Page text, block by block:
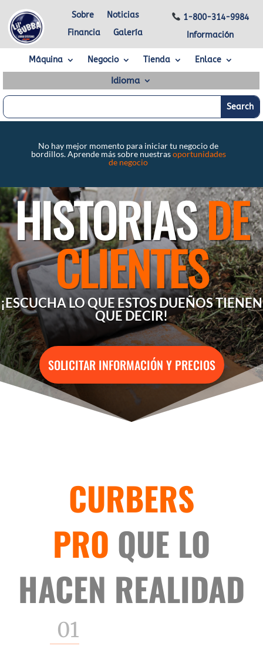
Sobre
Noticias
Financia
Galería
1-800-314-9984
Información
Máquina Negocio Tienda Enlace
Idioma
No hay mejor momento para iniciar tu negocio de
bordillos. Aprende más sobre nuestrasoportunidades
de negocio
HISTORIASDE
CLIENTES
¡ESCUCHA LO QUE ESTOS DUEÑOS TIENEN
QUE DECIR!
SOLICITAR INFORMACIÓN Y PRECIOS
CURBERS
PRO QUE LO
HACEN REALIDAD
01